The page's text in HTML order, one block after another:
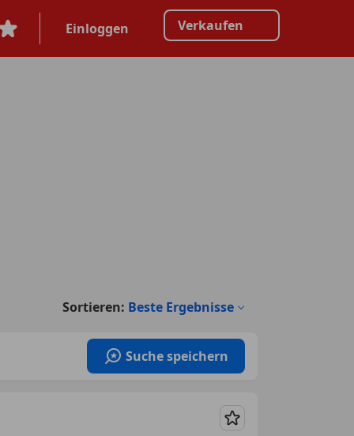
Einloggen Verkaufen
Sortieren: Beste Ergebnisse
Suche speichern
Merken